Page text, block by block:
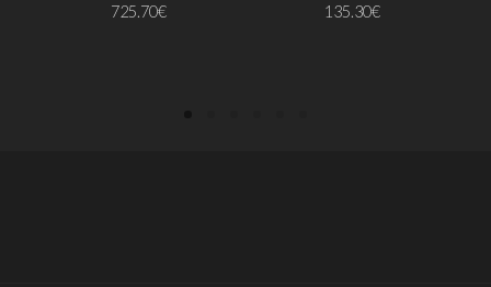
725.70€ 135.30€